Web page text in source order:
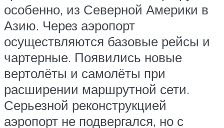
особенно, из Северной Америки в
Азию. Через аэропорт
осуществляются базовые рейсы и
чартерные. Появились новые
вертолёты и самолёты при
расширении маршрутной сети.
Серьезной реконструкцией
аэропорт не подвергался, но с